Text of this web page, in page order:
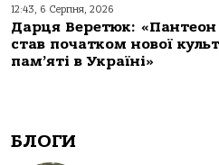
12:43, 6 Серпня, 2026
Дарця Веретюк: «Пантеон
став початком нової
пам’яті в Україні»
БЛОГИ